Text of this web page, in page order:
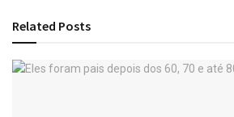
Related Posts